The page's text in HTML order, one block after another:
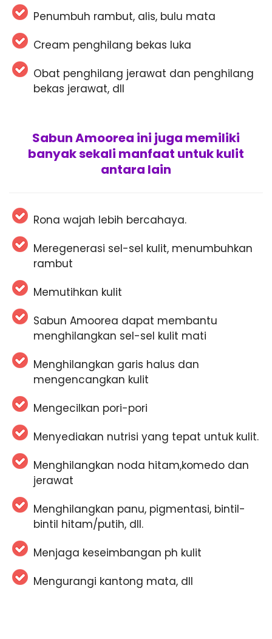
Penumbuh rambut, alis, bulu mata
Cream penghilang bekas luka
Obat penghilang jerawat dan penghilang
bekas jerawat, dll
Sabun Amoorea ini juga memiliki
banyak sekali manfaat untuk kulit
antara lain
Rona wajah lebih bercahaya.
Meregenerasi sel-sel kulit, menumbuhkan
rambut
Memutihkan kulit
Sabun Amoorea dapat membantu
menghilangkan sel-sel kulit mati
Menghilangkan garis halus dan
mengencangkan kulit
Mengecilkan pori-pori
Menyediakan nutrisi yang tepat untuk kulit.
Menghilangkan noda hitam,komedo dan
jerawat
Menghilangkan panu, pigmentasi, bintil-
bintil hitam/putih, dll.
Menjaga keseimbangan ph kulit
Mengurangi kantong mata, dll